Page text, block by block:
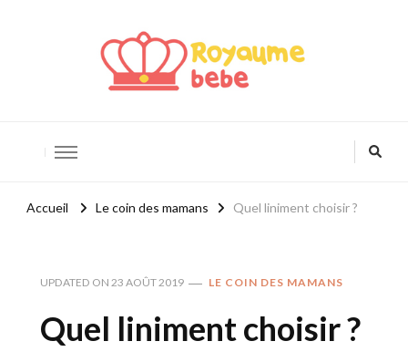
Accueil Le coin des mamans Quel liniment choisir ?
UPDATED ON 23 AOÛT 2019 LE COIN DES MAMANS
Quel liniment choisir ?